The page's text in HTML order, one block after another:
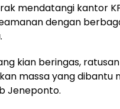
mendatangi kantor
dengan
kian beringas,
massa yang dibantu
Jeneponto.